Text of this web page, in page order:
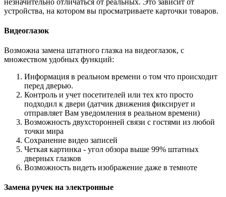
устройства, на котором вы просматриваете карточки товаров.
Видеоглазок
Возможна замена штатного глазка на видеоглазок, с
множеством удобных функций:
Информация в реальном времени о том что происходит
перед дверью.
Контроль и учет посетителей или тех кто просто
подходил к двери (датчик движения фиксирует и
отправляет Вам уведомления в реальном времени)
Возможность двухсторонней связи с гостями из любой
точки мира
Сохранение видео записей
Четкая картинка - угол обзора выше 99% штатных
дверных глазков
Возможность видеть изображение даже в темноте
Замена ручек на электронные